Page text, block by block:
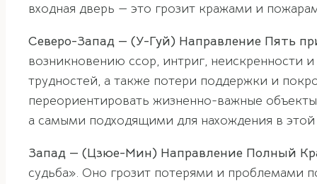
входная дверь — это грозит кражами и
Северо-Запад — (У-Гуй) Направление Пять
возникновению ссор, интриг, неискренности
трудностей, а также потери поддержки и
переориентировать жизненно-важные
а самыми подходящими для нахождения в этой
Запад — (Цзюе-Мин) Направление Полный
судьба». Оно грозит потерями и проблемами